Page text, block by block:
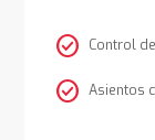
check_circle Control
check_circle Asientos